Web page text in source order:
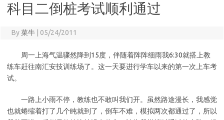
科目二倒桩考试顺利通过
By菜牛 05/24/2011
周一上海气温骤然降到15度，伴随着阵阵细雨我6:30就搭上教
练车赶往南汇安技训练场了。这一天要进行学车以来的第一次上车考
试。
一路上小雨不停，教练也不敢叫我们开。虽然路途漫长，我感觉
也就蜷缩着打了几个盹就到了，倒车不难，模拟两次都通过了，所以